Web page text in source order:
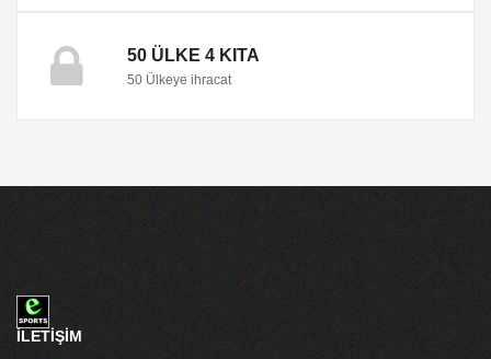
50 ÜLKE 4 KITA
50 Ülkeye ihracat
İLETİŞİM